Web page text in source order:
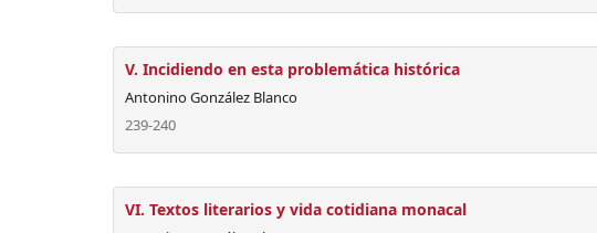
V. Incidiendo en esta problemática histórica
Antonino González Blanco
239-240
VI. Textos literarios y vida cotidiana monacal